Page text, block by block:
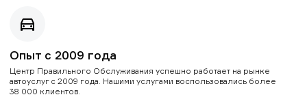
Опыт с 2009 года
Центр Правильного Обслуживания успешно работает на рынке
автоуслуг с 2009 года. Нашими услугами воспользовались более
38 000 клиентов.